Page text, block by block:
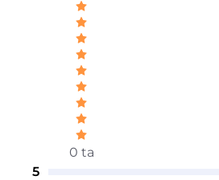
0 ta
5